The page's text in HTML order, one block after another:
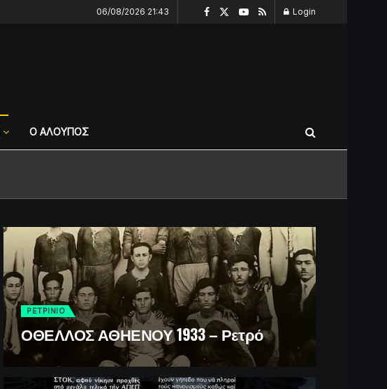
06/08/2026 21:43 Login
Ο ΑΛΟΥΠΟΣ
ΡΕΤΡINIO
ΟΘΕΛΛΟΣ ΑΘΗΕΝΟΥ 1933 – Ρετρό